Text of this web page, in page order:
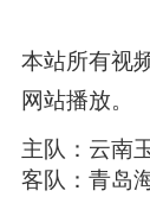
本站所有视
网站播放。
主队：云南
客队：青岛